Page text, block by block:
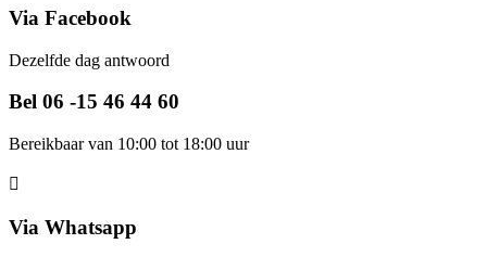
Via Facebook
Dezelfde dag antwoord
Bel 06 -15 46 44 60
Bereikbaar van 10:00 tot 18:00 uur
Via Whatsapp